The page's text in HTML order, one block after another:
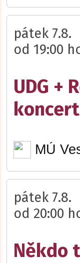
pátek 7.8.
od 19:00
UDG +
koncert
MÚ
pátek 7.8.
od 20:00
Někdo